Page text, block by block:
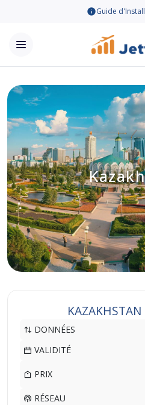
Guide
DONNÉES
VALIDITÉ
PRIX
RÉSEAU